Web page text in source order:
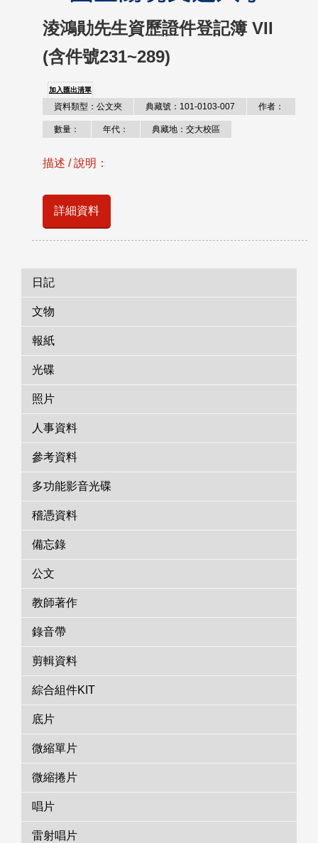
淩鴻勛先生資歷證件登記簿 VII
(含件號231~289)
加入匯出清單
資料類型：公文夾 典藏號：101-0103-007 作者：
數量： 年代： 典藏地：交大校區
描述 / 說明：
詳細資料
日記
文物
報紙
光碟
照片
人事資料
參考資料
多功能影音光碟
稽憑資料
備忘錄
公文
教師著作
錄音帶
剪輯資料
綜合組件KIT
底片
微縮單片
微縮捲片
唱片
雷射唱片